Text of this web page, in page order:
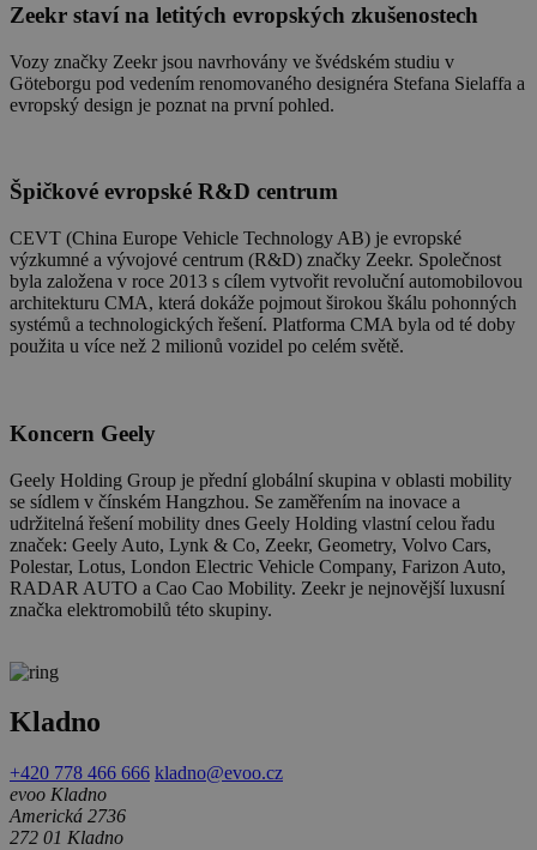
Zeekr staví na letitých evropských zkušenostech
Vozy značky Zeekr jsou navrhovány ve švédském studiu v
Göteborgu pod vedením renomovaného designéra Stefana Sielaffa a
evropský design je poznat na první pohled.
Špičkové evropské R&D centrum
CEVT (China Europe Vehicle Technology AB) je evropské
výzkumné a vývojové centrum (R&D) značky Zeekr. Společnost
byla založena v roce 2013 s cílem vytvořit revoluční automobilovou
architekturu CMA, která dokáže pojmout širokou škálu pohonných
systémů a technologických řešení. Platforma CMA byla od té doby
použita u více než 2 milionů vozidel po celém světě.
Koncern Geely
Geely Holding Group je přední globální skupina v oblasti mobility
se sídlem v čínském Hangzhou. Se zaměřením na inovace a
udržitelná řešení mobility dnes Geely Holding vlastní celou řadu
značek: Geely Auto, Lynk & Co, Zeekr, Geometry, Volvo Cars,
Polestar, Lotus, London Electric Vehicle Company, Farizon Auto,
RADAR AUTO a Cao Cao Mobility. Zeekr je nejnovější luxusní
značka elektromobilů této skupiny.
Kladno
+420 778 466 666 kladno@evoo.cz
evoo Kladno
Americká 2736
272 01 Kladno